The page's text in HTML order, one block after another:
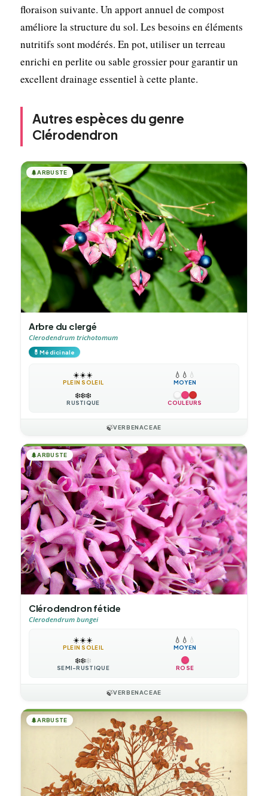
floraison suivante. Un apport annuel de compost
améliore la structure du sol. Les besoins en éléments
nutritifs sont modérés. En pot, utiliser un terreau
enrichi en perlite ou sable grossier pour garantir un
excellent drainage essentiel à cette plante.
Autres espèces du genre
Clérodendron
🌲ARBUSTE
Arbre du clergé
Clerodendrum trichotomum
💊Médicinale
☀️☀️☀️
PLEIN SOLEIL
💧 💧 💧
MOYEN
❄️❄️❄️
RUSTIQUE COULEURS
🍃VERBENACEAE
🌲ARBUSTE
Clérodendron fétide
Clerodendrum bungei
☀️☀️☀️
PLEIN SOLEIL
💧 💧 💧
MOYEN
❄️❄️❄️
SEMI-RUSTIQUE ROSE
🍃VERBENACEAE
🌲ARBUSTE